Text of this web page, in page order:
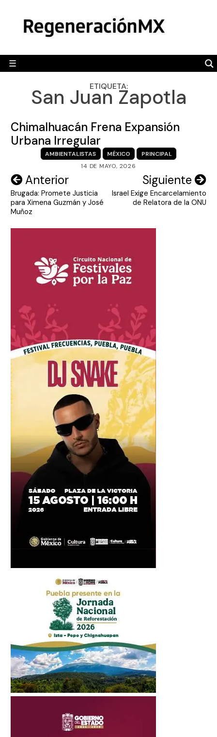
content
☰
POLÍTICA
CAMALEÓN
OPINIÓN
ENGLISH SECTION
VIDEOS
ETIQUETA:
San Juan Zapotla
Chimalhuacán Frena Expansión
Urbana Irregular
AMBIENTALISTAS MÉXICO
PRINCIPAL
14 DE MAYO, 2026
Navegación
de
entradas
Anterior
Brugada: Promete Justicia
para Ximena Guzmán y José
Muñoz
Siguiente
Israel Exige Encarcelamiento
de Relatora de la ONU